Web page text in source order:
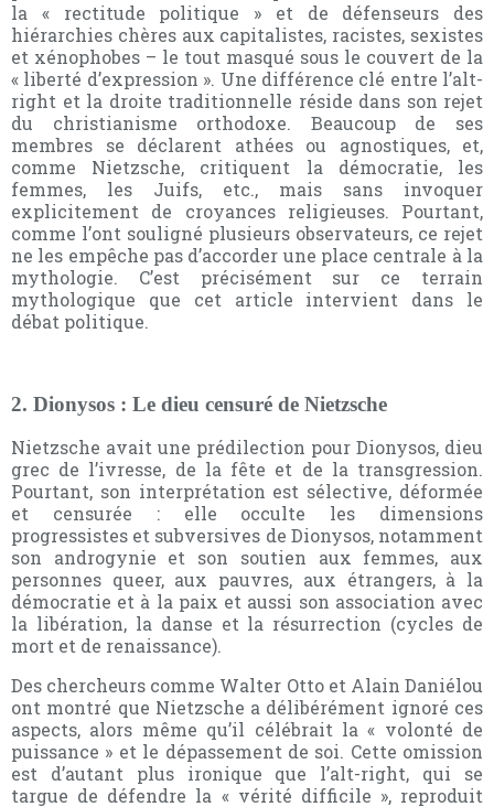
la « rectitude politique » et de défenseurs des
hiérarchies chères aux capitalistes, racistes, sexistes
et xénophobes – le tout masqué sous le couvert de la
« liberté d’expression ». Une différence clé entre l’alt-
right et la droite traditionnelle réside dans son rejet
du christianisme orthodoxe. Beaucoup de ses
membres se déclarent athées ou agnostiques, et,
comme Nietzsche, critiquent la démocratie, les
femmes, les Juifs, etc., mais sans invoquer
explicitement de croyances religieuses. Pourtant,
comme l’ont souligné plusieurs observateurs, ce rejet
ne les empêche pas d’accorder une place centrale à la
mythologie. C’est précisément sur ce terrain
mythologique que cet article intervient dans le
débat politique.
2. Dionysos : Le dieu censuré de Nietzsche
Nietzsche avait une prédilection pour Dionysos, dieu
grec de l’ivresse, de la fête et de la transgression.
Pourtant, son interprétation est sélective, déformée
et censurée : elle occulte les dimensions
progressistes et subversives de Dionysos, notamment
son androgynie et son soutien aux femmes, aux
personnes queer, aux pauvres, aux étrangers, à la
démocratie et à la paix et aussi son association avec
la libération, la danse et la résurrection (cycles de
mort et de renaissance).
Des chercheurs comme Walter Otto et Alain Daniélou
ont montré que Nietzsche a délibérément ignoré ces
aspects, alors même qu’il célébrait la « volonté de
puissance » et le dépassement de soi. Cette omission
est d’autant plus ironique que l’alt-right, qui se
targue de défendre la « vérité difficile », reproduit